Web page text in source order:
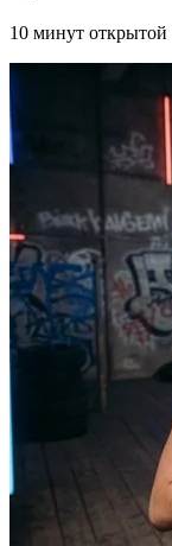
10 минут открытой